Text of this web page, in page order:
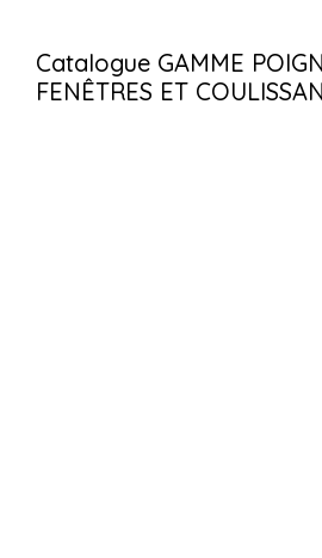
Catalogue GAMME
FENÊTRES ET